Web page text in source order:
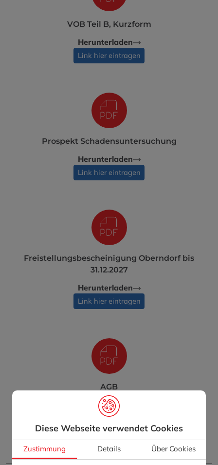
VOB Teil B, Kurzform
Herunterladen
Link hier eintragen
Prospekt Schadensuntersuchung
Herunterladen
Link hier eintragen
Freistellungsbescheinigung Oberndorf bis
31.12.2027
Herunterladen
Link hier eintragen
AGB
Herunterladen
Link hier eintragen
Diese Webseite verwendet Cookies
Zustimmung Details Über Cookies